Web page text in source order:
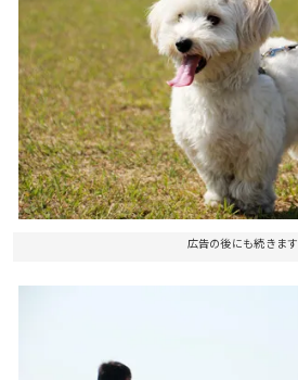
広告の後にも続きます